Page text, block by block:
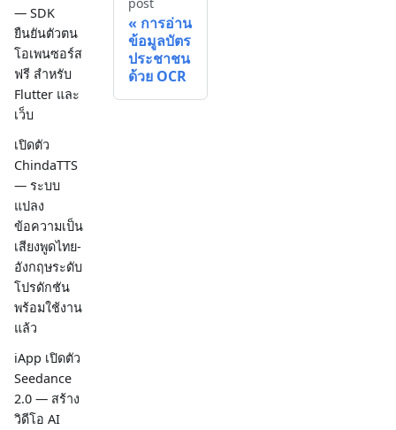
— SDK
ยืนยันตัวตน
โอเพนซอร์ส
ฟรี สำหรับ
Flutter และ
เว็บ
เปิดตัว
ChindaTTS
— ระบบ
แปลง
ข้อความเป็น
เสียงพูดไทย-
อังกฤษระดับ
โปรดักชัน
พร้อมใช้งาน
แล้ว
iApp เปิดตัว
Seedance
2.0 — สร้าง
วิดีโอ AI
การอ่าน
ข้อมูลบัตร
ประชาชน
ด้วย OCR